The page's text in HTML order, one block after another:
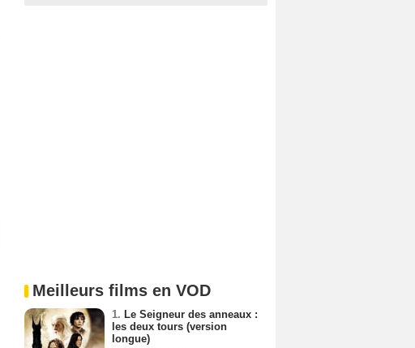
Meilleurs films en VOD
1. Le Seigneur des anneaux :
les deux tours (version
longue)